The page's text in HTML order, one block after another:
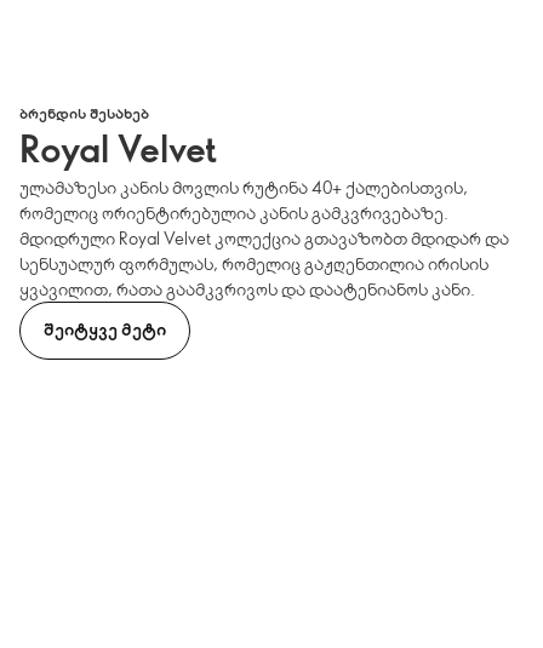
ᲑᲠᲔᲜᲓᲘᲡ ᲨᲔᲡᲐᲮᲔᲑ
Royal Velvet
ულამაზესი კანის მოვლის რუტინა 40+ ქალებისთვის,
რომელიც ორიენტირებულია კანის გამკვრივებაზე.
მდიდრული Royal Velvet კოლექცია გთავაზობთ მდიდარ და
სენსუალურ ფორმულას, რომელიც გაჟღენთილია ირისის
ყვავილით, რათა გაამკვრივოს და დაატენიანოს კანი.
ᲨᲔᲘᲢᲧᲕᲔ ᲛᲔᲢᲘ